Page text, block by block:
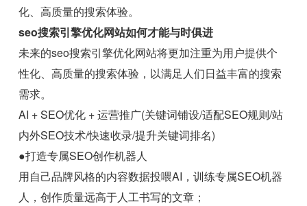
化、高质量的搜索体验。
seo搜索引擎优化网站如何才能与时俱进
未来的seo搜索引擎优化网站将更加注重为用户提供个
性化、高质量的搜索体验，以满足人们日益丰富的搜索
需求。
AI + SEO优化 + 运营推广(关键词铺设/适配SEO规则/站
内外SEO技术/快速收录/提升关键词排名)
●打造专属SEO创作机器人
用自己品牌风格的内容数据投喂AI，训练专属SEO机器
人，创作质量远高于人工书写的文章；